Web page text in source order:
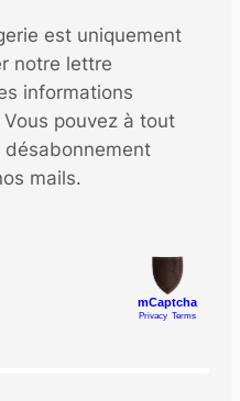
est uniquement
notre lettre
informations
pouvez à tout
mails.